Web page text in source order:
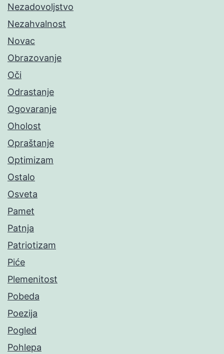
Nezadovoljstvo
Nezahvalnost
Novac
Obrazovanje
Oči
Odrastanje
Ogovaranje
Oholost
Opraštanje
Optimizam
Ostalo
Osveta
Pamet
Patnja
Patriotizam
Piće
Plemenitost
Pobeda
Poezija
Pogled
Pohlepa